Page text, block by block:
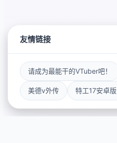
友情链接
请成为最能干的VTuber吧！
美德v外传 特工17安卓版